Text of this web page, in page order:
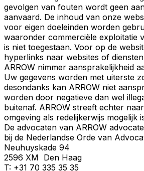
gevolgen van fouten wordt geen
aanvaard. De inhoud van onze
voor eigen doeleinden worden
waaronder commerciële exploitatie
is niet toegestaan. Voor op de
hyperlinks naar websites of
ARROW nimmer aansprakelijkheid
Uw gegevens worden met uiterste
desondanks kan ARROW niet
worden door negatieve dan wel
buitenaf. ARROW streeft echter
omgeving als redelijkerwijs mogelijk
De advocaten van ARROW
bij de Nederlandse Orde van
Neuhuyskade 94
2596 XM Den Haag
T: +31 70 335 35 35